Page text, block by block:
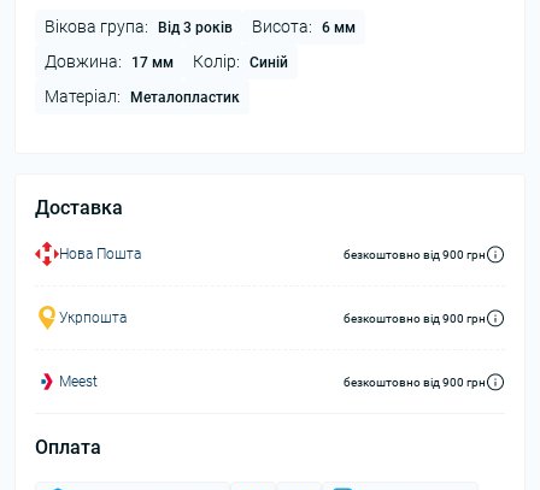
Вікова група: Від 3 років Висота: 6 мм
Довжина: 17 мм Колір: Синій
Матеріал: Металопластик
Доставка
Нова Пошта безкоштовно від 900 грн
Укрпошта безкоштовно від 900 грн
Meest безкоштовно від 900 грн
Оплата